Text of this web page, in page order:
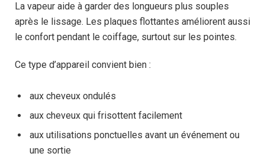
La vapeur aide à garder des longueurs plus souples
après le lissage. Les plaques flottantes améliorent aussi
le confort pendant le coiffage, surtout sur les pointes.
Ce type d’appareil convient bien :
aux cheveux ondulés
aux cheveux qui frisottent facilement
aux utilisations ponctuelles avant un événement ou
une sortie